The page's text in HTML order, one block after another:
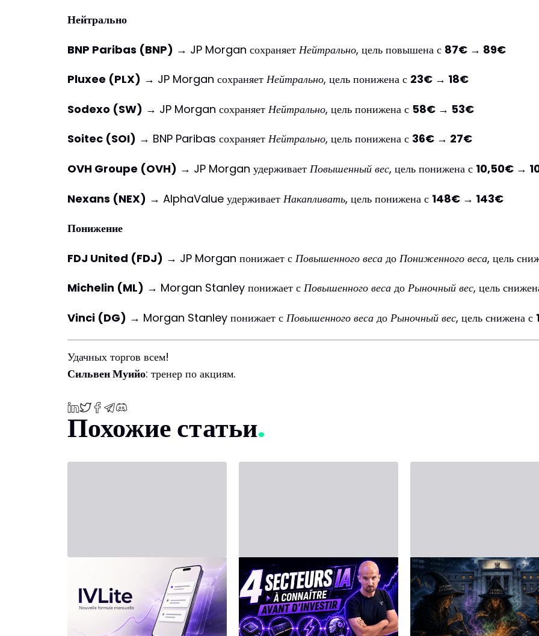
Нейтрально
BNP Paribas (BNP) → JP Morgan сохраняет Нейтрально, цель повышена с 87€ → 89€
Pluxee (PLX) → JP Morgan сохраняет Нейтрально, цель понижена с 23€ → 18€
Sodexo (SW) → JP Morgan сохраняет Нейтрально, цель понижена с 58€ → 53€
Soitec (SOI) → BNP Paribas сохраняет Нейтрально, цель понижена с 36€ → 27€
OVH Groupe (OVH) → JP Morgan удерживает Повышенный вес, цель понижена с 10,50€ →
Nexans (NEX) → AlphaValue удерживает Накапливать, цель понижена с 148€ → 143€
Понижение
FDJ United (FDJ) → JP Morgan понижает с Повышенного веса до Пониженного веса, цель
Michelin (ML) → Morgan Stanley понижает с Повышенного веса до Рыночный вес, цель
Vinci (DG) → Morgan Stanley понижает с Повышенного веса до Рыночный вес, цель снижена с
Удачных торгов всем!
Сильвен Муийо: тренер по акциям.
Похожие статьи
Новый тариф: IVLite
IVLite: только суть IVT в
уведомлениях, за 29 €/мес
Чёткие планы, рыночные
20 июля 2026 г. - Third Party
ИНВЕСТИРОВАНИЕ
в искусственный
интеллект (ИИ): 4
14 июня 2026 г. - Third Party
Биржевой
на неделю с 15 по
июня 2026 года: